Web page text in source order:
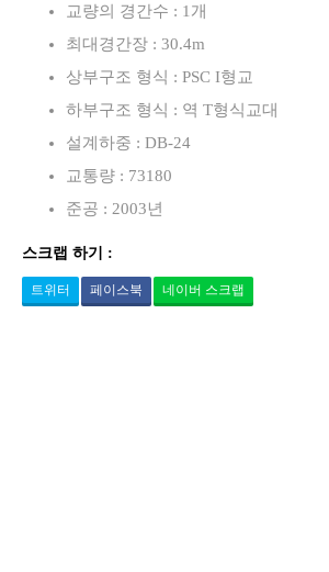
교량의 경간수 : 1개
최대경간장 : 30.4m
상부구조 형식 : PSC I형교
하부구조 형식 : 역 T형식교대
설계하중 : DB-24
교통량 : 73180
준공 : 2003년
스크랩 하기 :
트위터 페이스북 네이버 스크랩